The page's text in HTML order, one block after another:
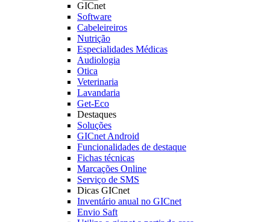
GICnet
Software
Cabeleireiros
Nutrição
Especialidades Médicas
Audiologia
Otica
Veterinaria
Lavandaria
Get-Eco
Destaques
Soluções
GICnet Android
Funcionalidades de destaque
Fichas técnicas
Marcações Online
Serviço de SMS
Dicas GICnet
Inventário anual no GICnet
Envio Saft